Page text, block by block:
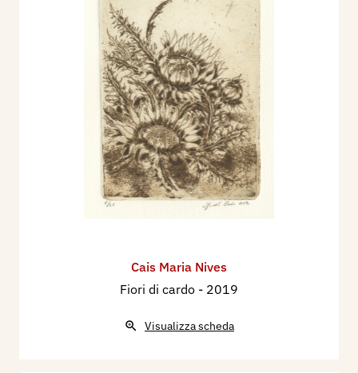
Cais Maria Nives
Fiori di cardo - 2019
Visualizza scheda